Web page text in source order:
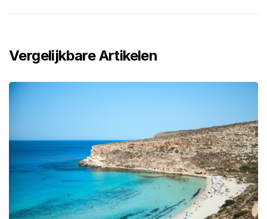
Vergelijkbare Artikelen